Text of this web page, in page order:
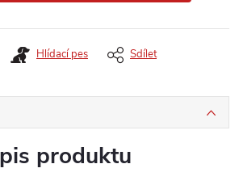
Hlídací pes Sdílet
produktu